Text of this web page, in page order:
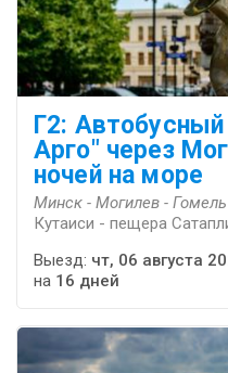
Г2:
Арго" через
ночей на море
Минск - Могилев - Гомель
Кутаиси - пещера
Выезд: чт, 06 августа
на 16 дней